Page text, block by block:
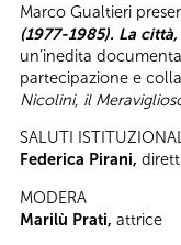
Marco Gualtieri
(1977-1985). La
un’inedita
partecipazione e
Nicolini, il
SALUTI
Federica Pirani,
MODERA
Marilù Prati, attrice